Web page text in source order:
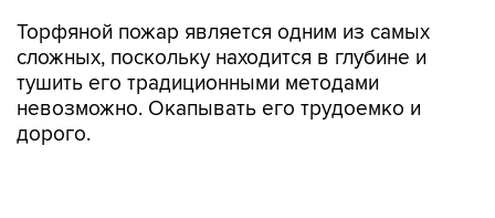
Торфяной пожар является одним из самых
сложных, поскольку находится в глубине и
тушить его традиционными методами
невозможно. Окапывать его трудоемко и
дорого.